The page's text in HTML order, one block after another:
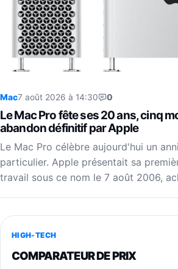
Mac7 août 2026 à 14:30 0
Le Mac Pro fête ses 20 ans, cinq
abandon définitif par Apple
Le Mac Pro célèbre aujourd'hui un
particulier. Apple présentait sa
travail sous ce nom le 7 août 2006,
HIGH-TECH
COMPARATEUR DE PRIX